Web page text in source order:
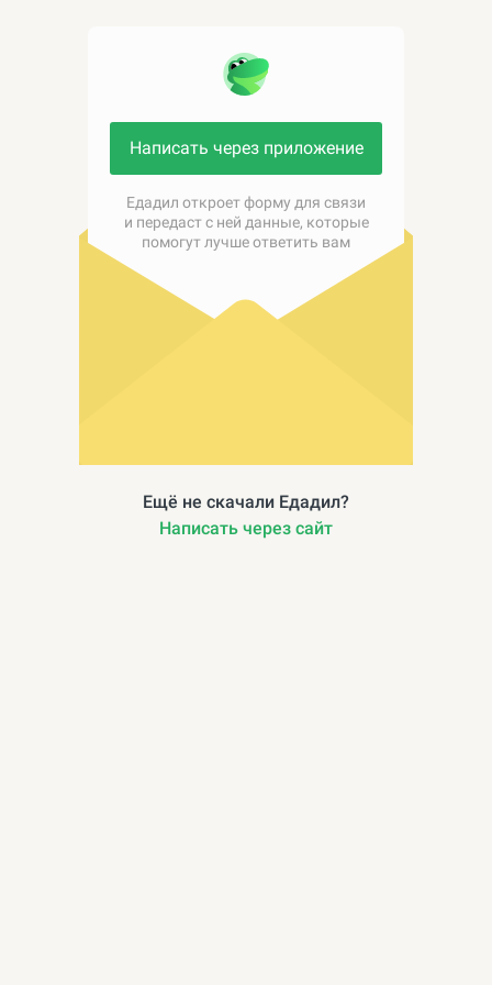
Написать через приложение
Едадил откроет форму для связи
и передаст с ней данные, которые
помогут лучше ответить вам
Ещё не скачали Едадил?
Написать через сайт